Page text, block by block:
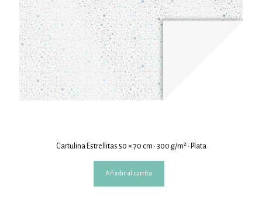
Cartulina Estrellitas 50 × 70 cm · 300 g/m² · Plata
Añadir al carrito